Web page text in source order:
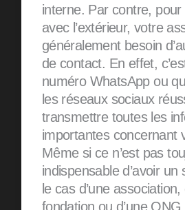
interne. Par contre,
avec l’extérieur, votre
généralement besoin
de contact. En effet,
numéro WhatsApp ou
les réseaux sociaux
transmettre toutes les
importantes concernant
Même si ce n’est pas
indispensable d’avoir un
le cas d’une association,
fondation ou d’une